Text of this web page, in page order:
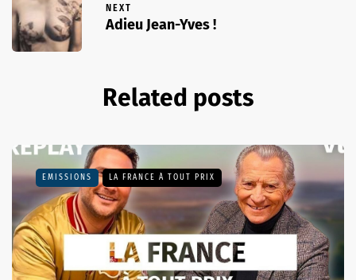
NEXT
Adieu Jean-Yves !
Related posts
EMISSIONS LA FRANCE À TOUT PRIX